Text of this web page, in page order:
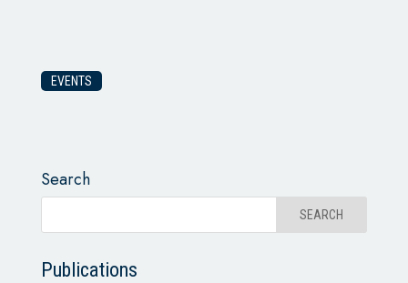
EVENTS
Search
Publications